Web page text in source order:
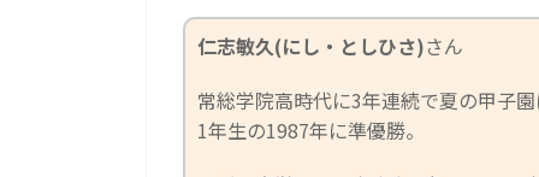
仁志敏久(にし・としひさ)さん
常総学院高時代に3年連続で夏の甲子
1年生の1987年に準優勝。